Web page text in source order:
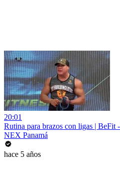
20:01
Rutina para brazos con ligas | BeFit
NEX Panamá
hace 5 años